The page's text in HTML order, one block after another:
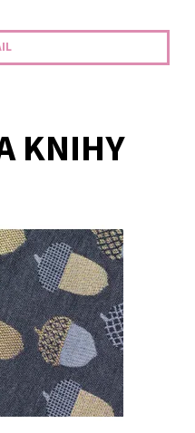
KNIHY
přenášení zajišťuje
Falešný polibek, Jiskra
Harry...